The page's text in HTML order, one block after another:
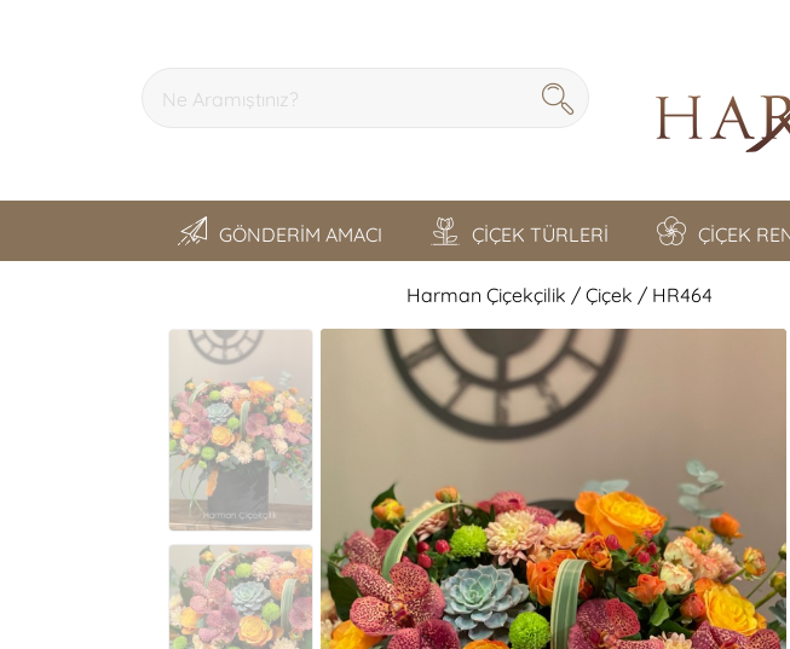
GÖNDERİM AMACI ÇİÇEK TÜRLERİ ÇİÇEK
Harman Çiçekçilik / Çiçek / HR464